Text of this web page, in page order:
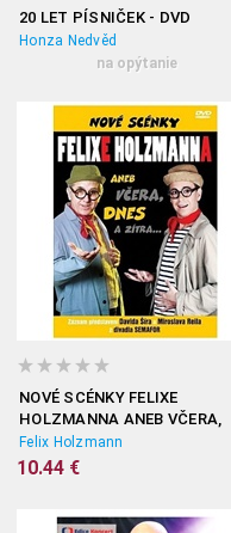
20 LET PÍSNIČEK - DVD
Honza Nedvěd
na opýtanie
NOVÉ SCÉNKY FELIXE
HOLZMANNA ANEB VČERA,
DNES A ZÍTRA DVD
Felix Holzmann
10.44 €